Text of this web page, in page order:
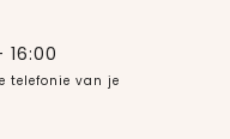
16:00
telefonie van je